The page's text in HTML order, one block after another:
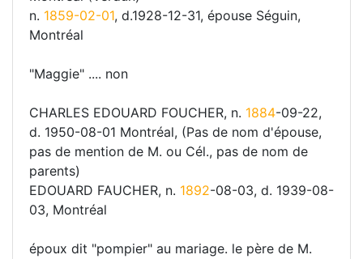
n. 1859-02-01, d.1928-12-31, épouse Séguin,
Montréal
"Maggie" .... non
CHARLES EDOUARD FOUCHER, n. 1884-09-22,
d. 1950-08-01 Montréal, (Pas de nom d'épouse,
pas de mention de M. ou Cél., pas de nom de
parents)
EDOUARD FAUCHER, n. 1892-08-03, d. 1939-08-
03, Montréal
époux dit "pompier" au mariage. le père de M.